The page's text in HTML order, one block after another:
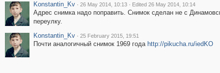
Konstantin_Kv · 26 May 2014, 10:13 · Edited 26 May 2014, 10:14
Адрес снимка надо поправить. Снимок сделан не с
переулку.
Konstantin_Kv · 25 February 2015, 19:51
Почти аналогичный снимок 1969 года http://pikucha.ru/iedKO